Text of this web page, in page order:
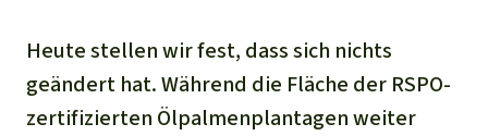
Heute stellen wir fest, dass sich nichts
geändert hat. Während die Fläche der RSPO-
zertifizierten Ölpalmenplantagen weiter